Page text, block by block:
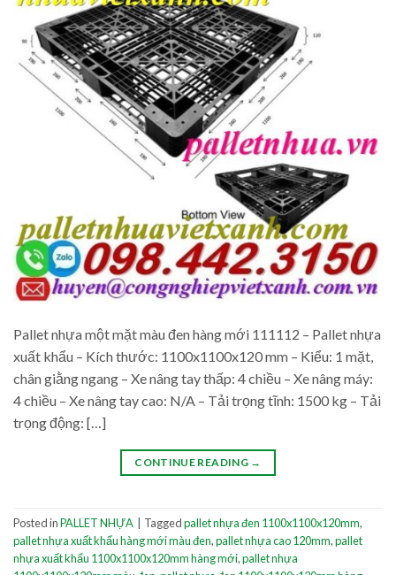
Pallet nhựa một mặt màu đen hàng mới 111112 – Pallet nhựa
xuất khẩu – Kích thước: 1100x1100x120 mm – Kiểu: 1 mặt,
chân giằng ngang – Xe nâng tay thấp: 4 chiều – Xe nâng máy:
4 chiều – Xe nâng tay cao: N/A – Tải trọng tĩnh: 1500 kg – Tải
trọng động: […]
CONTINUE READING →
Posted inPALLET NHỰA Taggedpallet nhựa đen 1100x1100x120mm,
pallet nhựa xuất khẩu hàng mới màu đen,pallet nhựa cao 120mm,pallet
nhựa xuất khẩu 1100x1100x120mm hàng mới,pallet nhựa